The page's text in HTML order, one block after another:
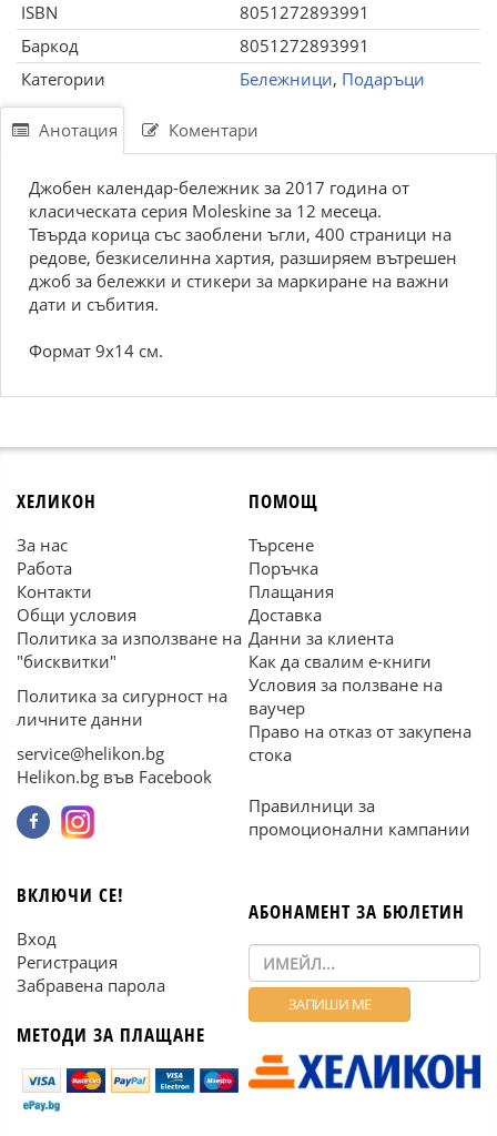
ISBN
8051272893991
Баркод
8051272893991
Категории
Бележници, Подаръци
Анотация Коментари
Джобен календар-бележник за 2017 година от
класическата серия Moleskine за 12 месеца.
Твърда корица със заоблени ъгли, 400 страници на
редове, безкиселинна хартия, разширяем вътрешен
джоб за бележки и стикери за маркиране на важни
дати и събития.
Формат 9х14 см.
ХЕЛИКОН
За нас
Работа
Контакти
Общи условия
Политика за използване на
"бисквитки"
Политика за сигурност на
личните данни
service@helikon.bg
Helikon.bg във Facebook
ПОМОЩ
Търсене
Поръчка
Плащания
Доставка
Данни за клиента
Как да свалим е-книги
Условия за ползване на
ваучер
Право на отказ от закупена
стока
Правилници за
промоционални кампании
ВКЛЮЧИ СЕ!
Вход
Регистрация
Забравена парола
МЕТОДИ ЗА ПЛАЩАНЕ
АБОНАМЕНТ ЗА БЮЛЕТИН